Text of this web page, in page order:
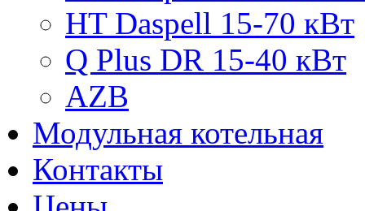
HT Daspell 15-70 кВт
Q Plus DR 15-40 кВт
AZB
Модульная котельная
Контакты